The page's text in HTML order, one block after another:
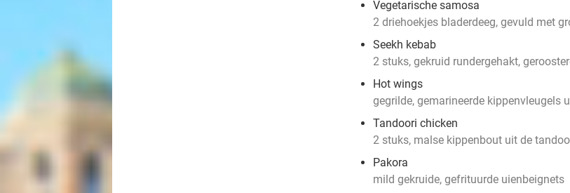
Vegetarische samosa
2 driehoekjes bladerdeeg, gevuld met
Seekh kebab
2 stuks, gekruid rundergehakt,
Hot wings
gegrilde, gemarineerde kippenvleugels
Tandoori chicken
2 stuks, malse kippenbout uit de
Pakora
mild gekruide, gefrituurde uienbeignets